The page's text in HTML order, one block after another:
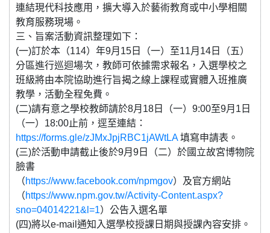
連結現代科技應用，擴大導入於藝術教育或中小學相關
教育服務現場。
三、旨案活動資訊整理如下：
(一)訂於本（114）年9月15日（一）至11月14日（五）
分區進行巡迴場次，教師可依據需求報名，入選學校之
班級將由本院協助進行旨揭之線上課程或實體入班推廣
教學，活動全程免費。
(二)請有意之學校教師請於8月18日（一）9:00至9月1日
（一）18:00止前，逕至連結：
https://forms.gle/zJMxJpjRBC1jAWtLA填寫申請表。
(三)於活動申請截止後於9月9日（二）於國立故宮博物院
臉書
（https://www.facebook.com/npmgov）及官方網站
（https://www.npm.gov.tw/Activity-Content.aspx?
sno=04014221&l=1）公告入選名單
(四)將以e-mail通知入選學校授課日期與授課內容安排。